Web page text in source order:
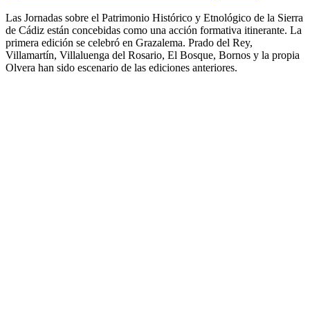
Las Jornadas sobre el Patrimonio Histórico y Etnológico de la Sierra
de Cádiz están concebidas como una acción formativa itinerante. La
primera edición se celebró en Grazalema. Prado del Rey,
Villamartín, Villaluenga del Rosario, El Bosque, Bornos y la propia
Olvera han sido escenario de las ediciones anteriores.